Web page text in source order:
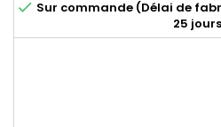
 Sur commande (Délai de
25